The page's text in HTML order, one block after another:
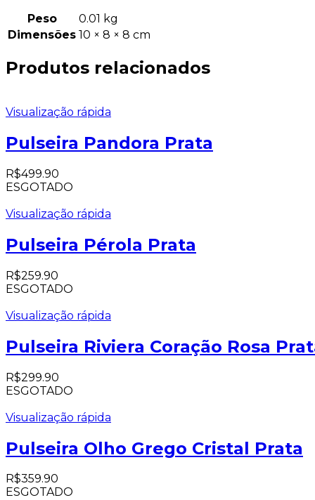
Peso
0.01 kg
Dimensões 10 × 8 × 8 cm
Produtos relacionados
Visualização rápida
Pulseira Pandora Prata
R$499.90
ESGOTADO
Visualização rápida
Pulseira Pérola Prata
R$259.90
ESGOTADO
Visualização rápida
Pulseira Riviera Coração Rosa
R$299.90
ESGOTADO
Visualização rápida
Pulseira Olho Grego Cristal Prata
R$359.90
ESGOTADO